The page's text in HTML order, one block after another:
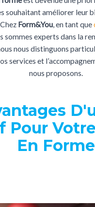
souhaitant améliorer leur
Form&You, en tant que
sommes experts dans la
nous distinguons
services et
nous proposons.
Pour
En Forme